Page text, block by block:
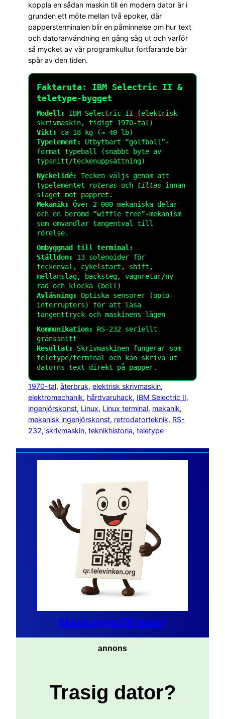
koppla en sådan maskin till en modern dator är i
grunden ett möte mellan två epoker, där
pappersterminalen blir en påminnelse om hur text
och datoranvändning en gång såg ut och varför
så mycket av vår programkultur fortfarande bär
spår av den tiden.
Faktaruta: IBM Selectric II &
teletype-bygget
Modell:
IBM Selectric II (elektrisk
skrivmaskin, tidigt 1970-tal)
Vikt:
ca 18 kg (≈ 40 lb)
Typelement:
Utbytbart “golfboll”-
format typeball (snabbt byte av
typsnitt/teckenuppsättning)
Nyckelidé:
Tecken väljs genom att
typelementet roteras och tiltas innan
slaget mot pappret.
Mekanik:
Över 2 000 mekaniska delar
och en berömd “wiffle tree”-mekanism
som omvandlar tangentval till
rörelse.
Ombyggnad till terminal:
Ställdon:
13 solenoider för
teckenval, cykelstart, shift,
mellanslag, backsteg, vagnretur/ny
rad och klocka (bell)
Avläsning:
Optiska sensorer (opto-
interrupters) för att läsa
tangenttryck och maskinens lägen
Kommunikation:
RS-232 seriellt
gränssnitt
Resultat:
Skrivmaskinen fungerar som
teletype/terminal och kan skriva ut
datorns text direkt på papper.
1970-tal, återbruk, elektrisk skrivmaskin
elektromechanik, hårdvaruhack, IBM Selectric II
ingenjörskonst, Linux, Linux terminal, mekanik
mekanisk ingenjörskonst, retrodatorteknik, RS-
232, skrivmaskin, teknikhistoria, teletype
Skapa egna QR-koder
annons
Trasig dator?